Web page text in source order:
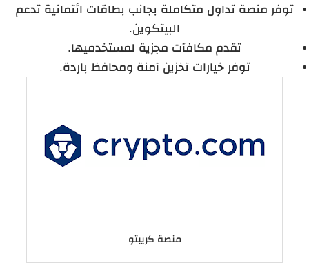
توفر منصة تداول متكاملة بجانب بطاقات ائتمانية تدعم
البيتكوين.
تقدم مكافآت مجزية لمستخدميها.
توفر خيارات تخزين آمنة ومحافظ باردة.
منصة كريبتو